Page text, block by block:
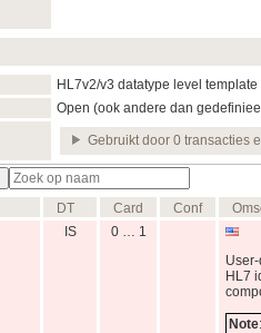
HL7v2/v3 datatype level template
Open (ook andere dan
Gebruikt door 0 transacties
DT Card Conf
IS
0 … 1
HL7
Note